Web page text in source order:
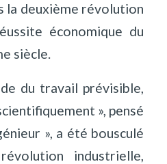
la deuxième révolution
économique du
siècle.
du travail prévisible,
», pensé
», a été bousculé
industrielle,